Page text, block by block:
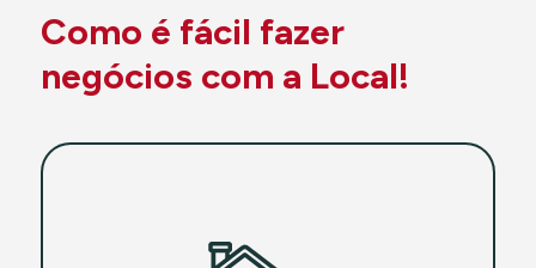
Como é fácil fazer
negócios com a Local!